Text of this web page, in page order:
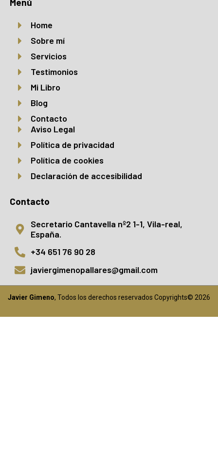
Home
Sobre mí
Servicios
Testimonios
Mi Libro
Blog
Contacto
Aviso Legal
Política de privacidad
Política de cookies
Declaración de accesibilidad
Contacto
Secretario Cantavella nº2 1-1, Vila-real,
España.
+34 651 76 90 28
javiergimenopallares@gmail.com
Javier Gimeno, Todos los derechos reservados Copyrights© 2026